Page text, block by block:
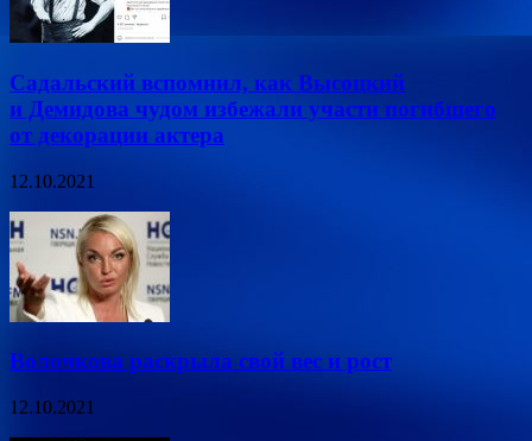
Садальский вспомнил, как Высоцкий
и Демидова чудом избежали участи погибшего
от декорации актера
12.10.2021
Волочкова раскрыла свой вес и рост
12.10.2021